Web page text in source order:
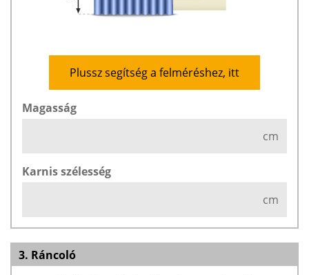
Plussz segítség a felméréshez, itt
Magasság
cm
Karnis szélesség
cm
3. Ráncoló